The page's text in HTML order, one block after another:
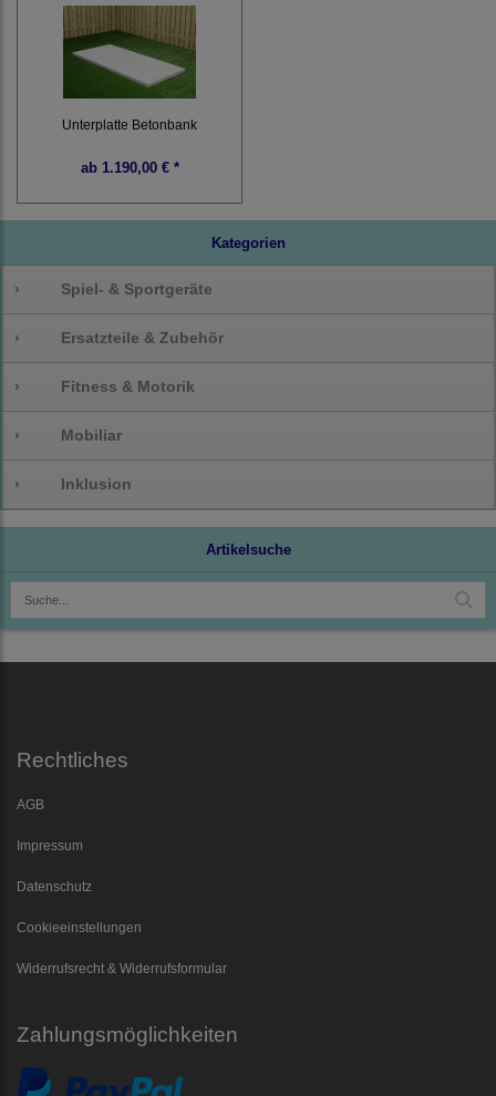
Kategorien
› Spiel- & Sportgeräte
› Ersatzteile & Zubehör
› Fitness & Motorik
› Mobiliar
› Inklusion
Artikelsuche
Unterplatte Betonbank
ab1.190,00 € *
Rechtliches
AGB
Impressum
Datenschutz
Cookieeinstellungen
Widerrufsrecht & Widerrufsformular
Zahlungsmöglichkeiten